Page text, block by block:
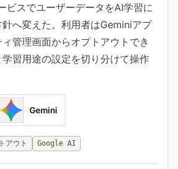
ビスでユーザーデータをAI学習に
へ変えた。利用者はGeminiアプ
管理画面からオプトアウトでき
習用途の設定を切り分けて操作
Gemini
アウト Google AI